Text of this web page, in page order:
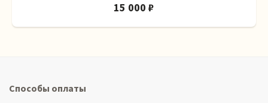
15 000 ₽
Способы оплаты